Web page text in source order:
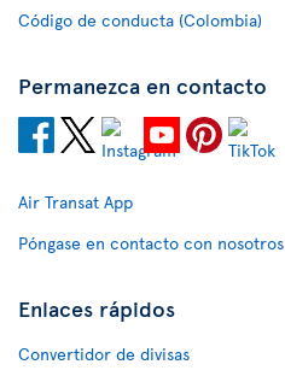
Código de conducta (Colombia)
Permanezca en contacto
Air Transat App
Póngase en contacto con nosotros
Enlaces rápidos
Convertidor de divisas